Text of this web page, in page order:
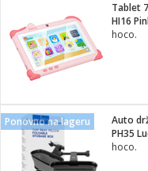
Sušilica
/ Zdravlje
HI16
hoco.
Ponovno na lageru
PH35
hoco.